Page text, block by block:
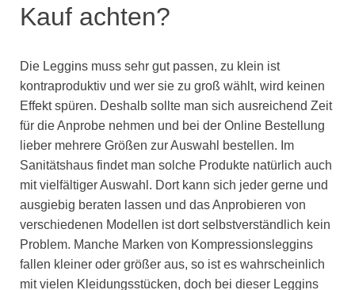
Kauf achten?
Die Leggins muss sehr gut passen, zu klein ist
kontraproduktiv und wer sie zu groß wählt, wird keinen
Effekt spüren. Deshalb sollte man sich ausreichend Zeit
für die Anprobe nehmen und bei der Online Bestellung
lieber mehrere Größen zur Auswahl bestellen. Im
Sanitätshaus findet man solche Produkte natürlich auch
mit vielfältiger Auswahl. Dort kann sich jeder gerne und
ausgiebig beraten lassen und das Anprobieren von
verschiedenen Modellen ist dort selbstverständlich kein
Problem. Manche Marken von Kompressionsleggins
fallen kleiner oder größer aus, so ist es wahrscheinlich
mit vielen Kleidungsstücken, doch bei dieser Leggins